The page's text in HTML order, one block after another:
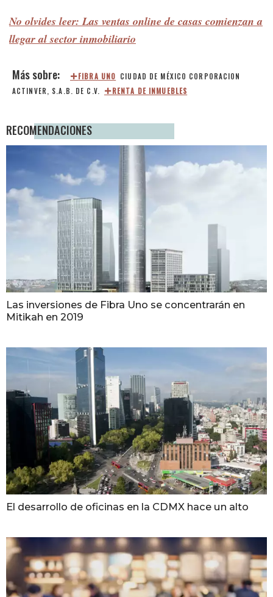
No olvides leer: Las ventas online de casas comienzan a
llegar al sector inmobiliario
FIBRA UNO CIUDAD DE MÉXICO CORPORACION
ACTINVER, S.A.B. DE C.V.
RENTA DE INMUEBLES
RECOMENDACIONES
Las inversiones de Fibra Uno se concentrarán en
Mitikah en 2019
El desarrollo de oficinas en la CDMX hace un alto